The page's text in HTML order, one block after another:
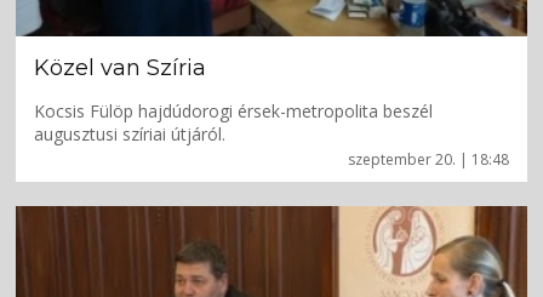
szeptember 20. | 18:48
Közel van Szíria
Kocsis Fülöp hajdúdorogi érsek-metropolita beszél
augusztusi szíriai útjáról.